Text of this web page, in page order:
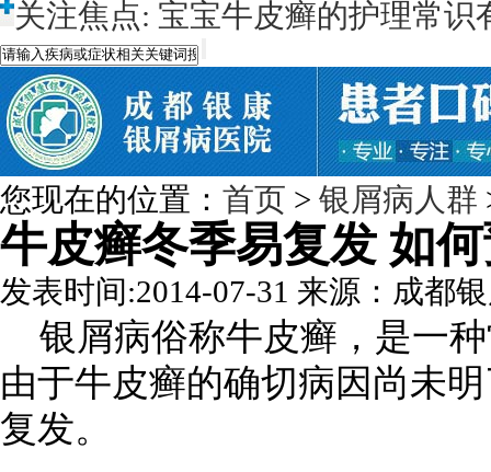
关注焦点: 宝宝牛皮癣的护理常识
您现在的位置： 首页 > 银屑病人群
牛皮癣冬季易复发 如
发表时间:2014-07-31 来源：成都
银屑病俗称牛皮癣，是一
由于牛皮癣的确切病因尚未
复发。